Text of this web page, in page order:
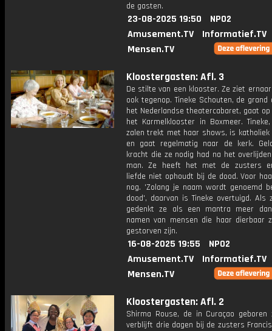
de gasten.
23-08-2025 19:50
NPO2
Amusement.TV
Informatief.TV
Mensen.TV
Kloostergasten: Afl. 3
De stilte van een klooster. Ze ziet
ook tegenop. Tineke Schouten, de grand
het Nederlandse theatercabaret, gaat op
het Karmelklooster in Boxmeer.
zalen trekt met haar shows, is katholiek
en gaat regelmatig naar de kerk.
kracht die ze nodig had na het
man. Ze heeft het met de zusters
liefde niet ophoudt bij de dood. Voor
nog. 'Zolang je naam wordt genoemd
dood', daarvan is Tineke overtuigd. Als
gedenkt ze als een mantra meer
namen van mensen die haar dierbaar
gestorven zijn.
16-08-2025 19:55
NPO2
Amusement.TV
Informatief.TV
Mensen.TV
Kloostergasten: Afl. 2
Shirma Rouse, de in Curaçao geboren
verblijft drie dagen bij de zusters